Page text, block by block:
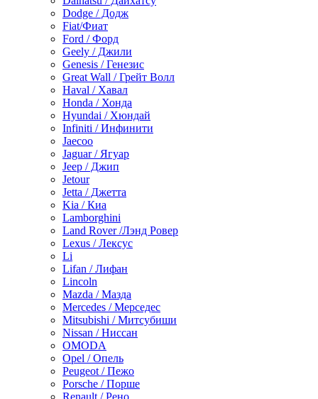
Dodge / Додж
Fiat/Фиат
Ford / Форд
Geely / Джили
Genesis / Генезис
Great Wall / Грейт Волл
Haval / Хавал
Honda / Хонда
Hyundai / Хюндай
Infiniti / Инфинити
Jaecoo
Jaguar / Ягуар
Jeep / Джип
Jetour
Jetta / Джетта
Kia / Киа
Lamborghini
Land Rover /Лэнд Ровер
Lexus / Лексус
Li
Lifan / Лифан
Lincoln
Mazda / Мазда
Mercedes / Мерседес
Mitsubishi / Митсубиши
Nissan / Ниссан
OMODA
Opel / Опель
Peugeot / Пежо
Porsche / Порше
Renault / Рено